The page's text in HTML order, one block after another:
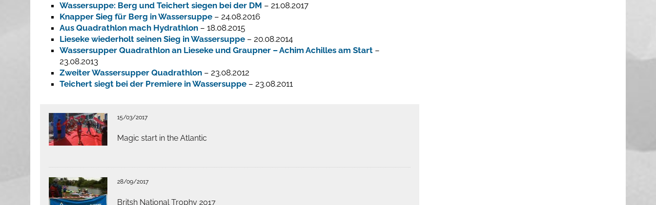
Wassersuppe: Berg und Teichert siegen bei der DM – 21.08.2017
Knapper Sieg für Berg in Wassersuppe – 24.08.2016
Aus Quadrathlon mach Hydrathlon – 18.08.2015
Lieseke wiederholt seinen Sieg in Wassersuppe – 20.08.2014
Wassersupper Quadrathlon an Lieseke und Graupner – Achim Achilles am Start –
23.08.2013
Zweiter Wassersupper Quadrathlon – 23.08.2012
Teichert siegt bei der Premiere in Wassersuppe – 23.08.2011
15/03/2017
Magic start in the Atlantic
28/09/2017
Britsh National Trophy 2017